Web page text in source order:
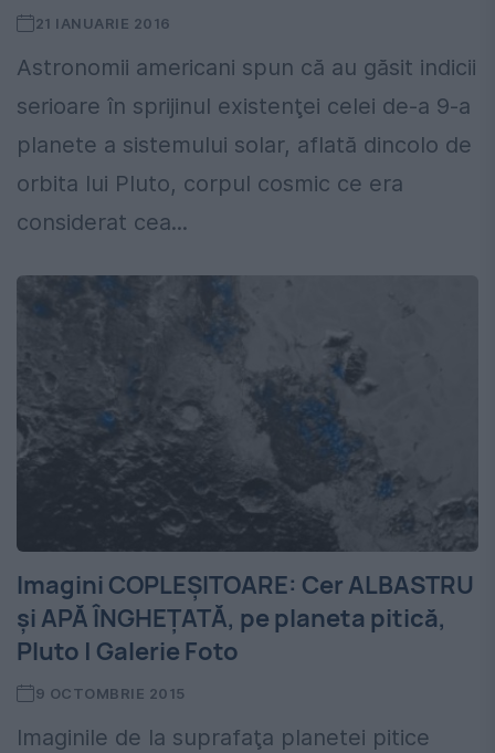
21 IANUARIE 2016
Astronomii americani spun că au găsit indicii
serioare în sprijinul existenţei celei de-a 9-a
planete a sistemului solar, aflată dincolo de
orbita lui Pluto, corpul cosmic ce era
considerat cea...
Imagini COPLEŞITOARE: Cer ALBASTRU
şi APĂ ÎNGHEŢATĂ, pe planeta pitică,
Pluto | Galerie Foto
9 OCTOMBRIE 2015
Imaginile de la suprafaţa planetei pitice